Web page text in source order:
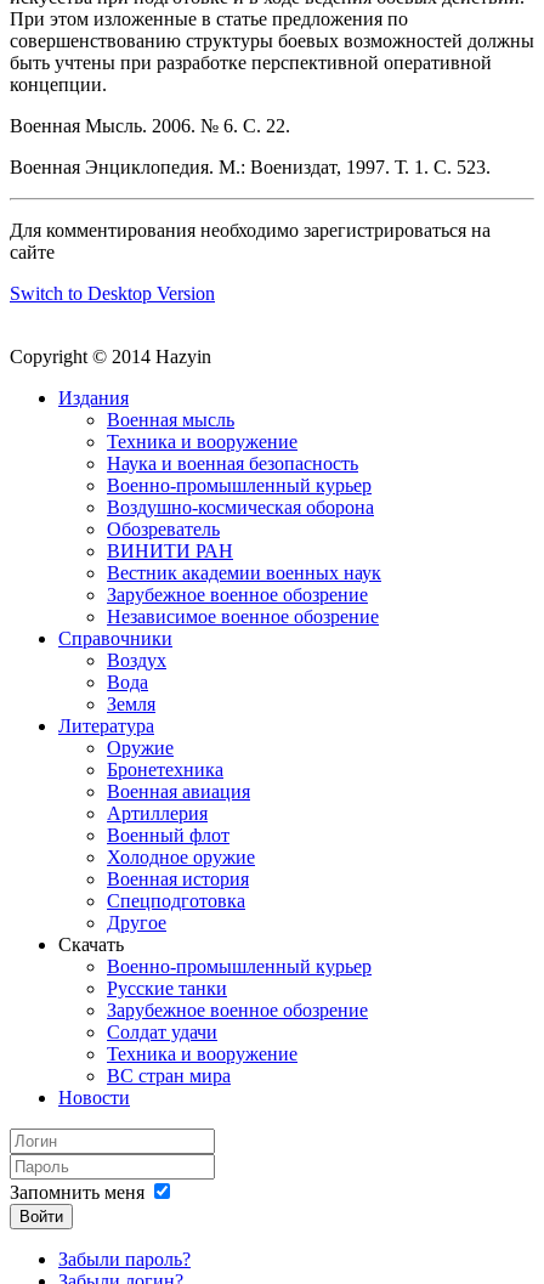
При этом изложенные в статье предложения по
совершенствованию структуры боевых возможностей должны
быть учтены при разработке перспективной оперативной
концепции.
Военная Мысль. 2006. № 6. С. 22.
Военная Энциклопедия. М.: Воениздат, 1997. Т. 1. С. 523.
Для комментирования необходимо зарегистрироваться на
сайте
Switch to Desktop Version
Copyright © 2014 Hazyin
Издания
Военная мысль
Техника и вооружение
Наука и военная безопасность
Военно-промышленный курьер
Воздушно-космическая оборона
Обозреватель
ВИНИТИ РАН
Вестник академии военных наук
Зарубежное военное обозрение
Независимое военное обозрение
Справочники
Воздух
Вода
Земля
Литература
Оружие
Бронетехника
Военная авиация
Артиллерия
Военный флот
Холодное оружие
Военная история
Спецподготовка
Другое
Скачать
Военно-промышленный курьер
Русские танки
Зарубежное военное обозрение
Солдат удачи
Техника и вооружение
ВС стран мира
Новости
Запомнить меня
Войти
Забыли пароль?